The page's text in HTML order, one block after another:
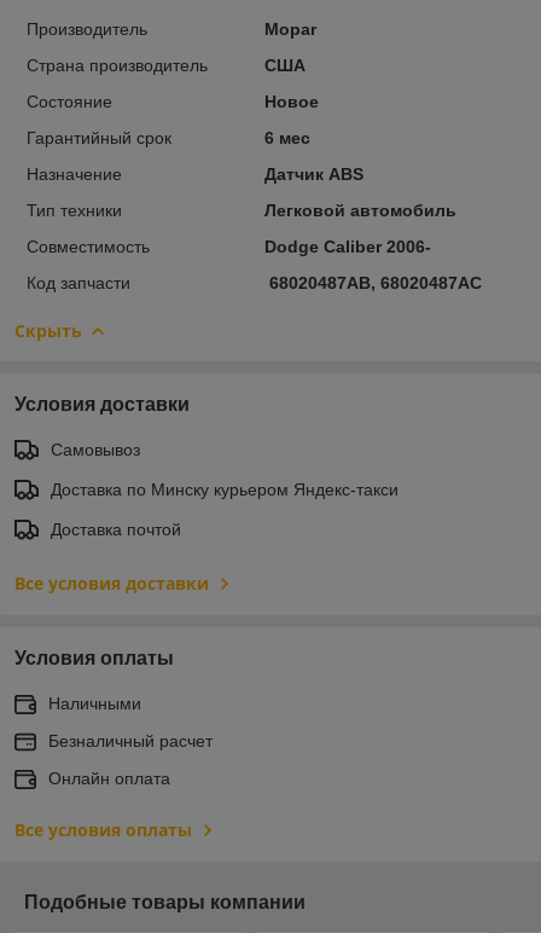
Производитель
Mopar
Страна производитель
США
Состояние
Новое
Гарантийный срок
6 мес
Назначение
Датчик ABS
Тип техники
Легковой автомобиль
Совместимость
Dodge Caliber 2006-
Код запчасти
68020487AB, 68020487AC
Скрыть
Условия доставки
Самовывоз
Доставка по Минску курьером Яндекс-такси
Доставка почтой
Все условия доставки
Условия оплаты
Наличными
Безналичный расчет
Онлайн оплата
Все условия оплаты
Подобные товары компании